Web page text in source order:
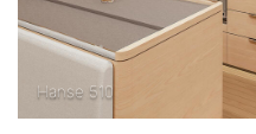
Hanse 510